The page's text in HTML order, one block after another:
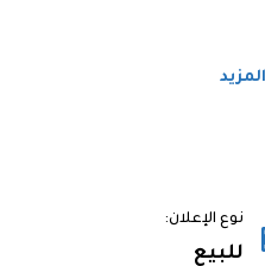
نوع الإعلان:
للبيع